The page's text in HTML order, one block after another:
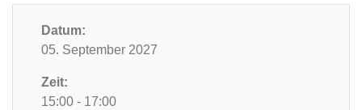
Datum:
05. September 2027
Zeit:
15:00 - 17:00